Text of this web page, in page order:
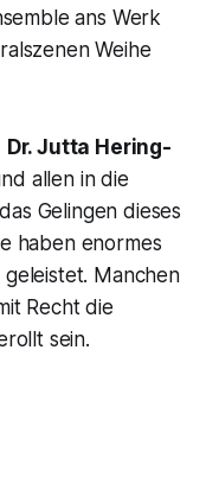
ans Werk
Weihe
Dr. Jutta Hering-
allen in die
Gelingen dieses
haben enormes
Manchen
Recht die
sein.